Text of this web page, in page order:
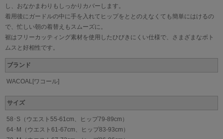
し、おなかまわりもしっかりカバーします。
着用後にガードルの中に手を入れてヒップをととのえなくても簡単にはけるの
で、忙しい朝の着替えもスムーズに。
裾はフリーカッティング素材を使用したひびきにくい仕様で、さまざまなボト
ムスと好相性です。
ブランド
WACOAL[ワコール]
サイズ
58･S（ウエスト55-61cm、ヒップ79-89cm）
64･M（ウエスト61-67cm、ヒップ83-93cm）